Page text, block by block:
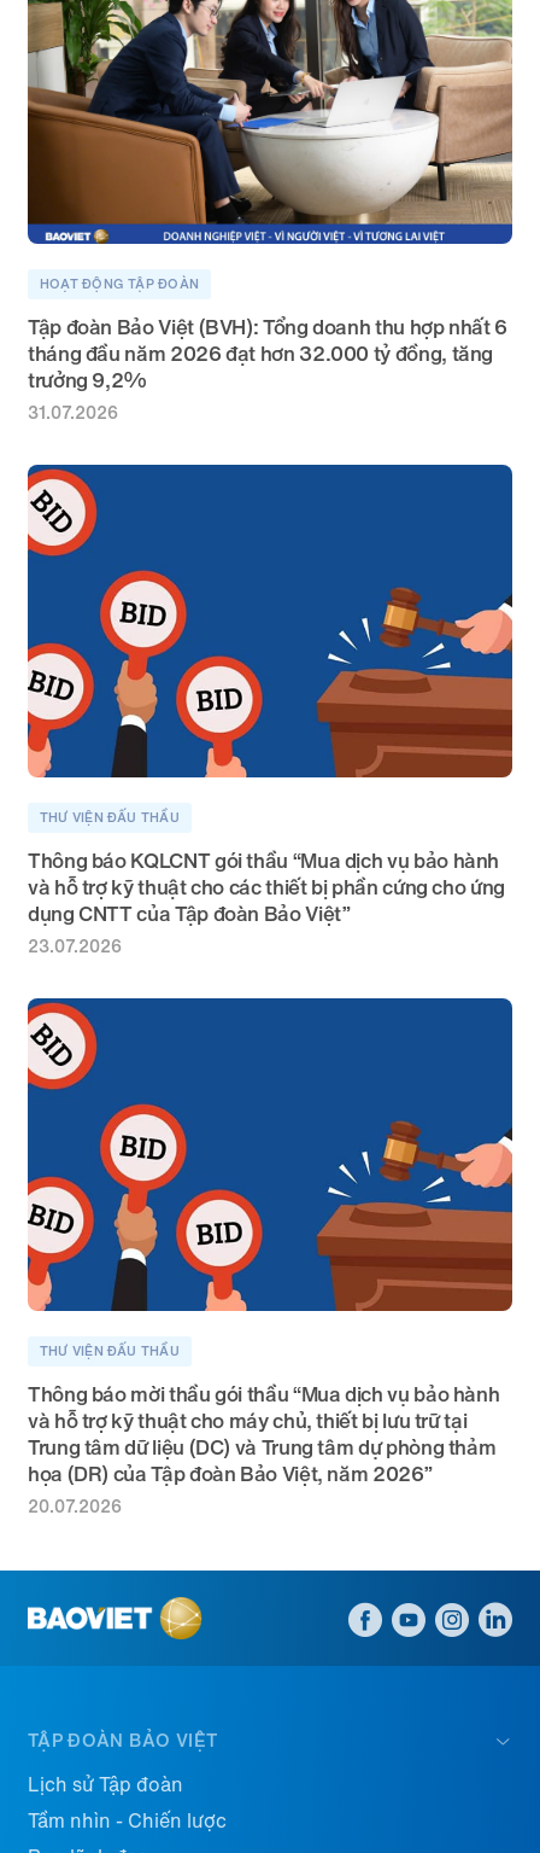
HOẠT ĐỘNG TẬP ĐOÀN
Tập đoàn Bảo Việt (BVH): Tổng doanh thu hợp nhất 6
tháng đầu năm 2026 đạt hơn 32.000 tỷ đồng, tăng
trưởng 9,2%
31.07.2026
THƯ VIỆN ĐẤU THẦU
Thông báo KQLCNT gói thầu “Mua dịch vụ bảo hành
và hỗ trợ kỹ thuật cho các thiết bị phần cứng cho ứng
dụng CNTT của Tập đoàn Bảo Việt”
23.07.2026
THƯ VIỆN ĐẤU THẦU
Thông báo mời thầu gói thầu “Mua dịch vụ bảo hành
và hỗ trợ kỹ thuật cho máy chủ, thiết bị lưu trữ tại
Trung tâm dữ liệu (DC) và Trung tâm dự phòng thảm
họa (DR) của Tập đoàn Bảo Việt, năm 2026”
20.07.2026
TẬP ĐOÀN BẢO VIỆT
Lịch sử Tập đoàn
Tầm nhìn - Chiến lược